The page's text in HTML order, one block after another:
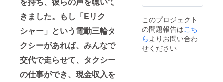
きました。もし「Eリク
シャー」という電動三輪タ
クシーがあれば、みんなで
交代で走らせて、タクシー
の仕事ができ、現金収入を
このプロジェクト
の問題報告はこち
ら よりお問い合わ
せください